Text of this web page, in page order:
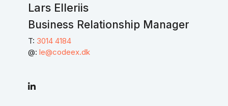
Lars Elleriis
Business Relationship Manager
T: 3014 4184
@: le@codeex.dk